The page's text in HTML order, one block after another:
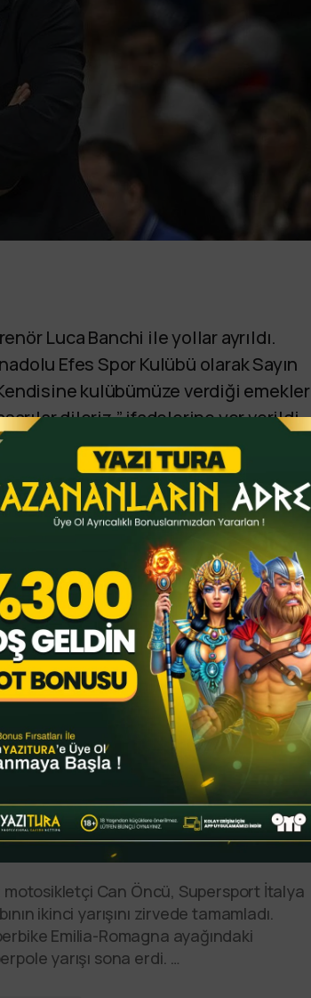
Luca Banchi ile yollar ayrıldı.
Efes Spor Kulübü olarak Sayın
kulübümüze verdiği emekler
dileriz.” ifadelerine yer verildi.
getirilmişti.
Spor Haberleri
motosikletçi Can Öncü
motosikletçi Can Öncü, Supersport İtalya
ikinci yarışını zirvede tamamladı.
Emilia-Romagna ayağındaki
yarışı sona erdi. …